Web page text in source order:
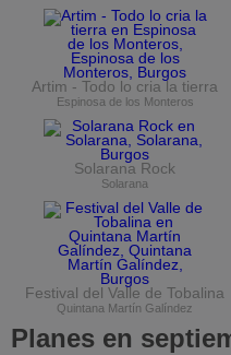
Artim - Todo lo cria la tierra
Espinosa de los Monteros
Solarana Rock
Solarana
Festival del Valle de Tobalina
Quintana Martín Galíndez
Planes en